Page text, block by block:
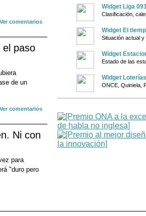
Widget Liga
Clasificación,
Widget El
Situación actual
Widget
Estado de las
Widget
ONCE, Quiniela,
Ver comentarios
el paso
de un
Ver comentarios
Ni con
para
"duro pero